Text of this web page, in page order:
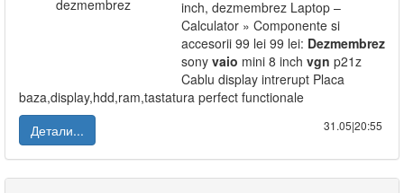
inch, dezmembrez Laptop –
Calculator » Componente si
accesorii 99 lei 99 lei: Dezmembrez
sony vaio mini 8 inch vgn p21z
Cablu display intrerupt Placa
baza,display,hdd,ram,tastatura perfect functionale
Детали...
31.05|20:55